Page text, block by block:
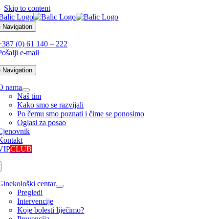
Skip to content
Navigation
(0) 61 140 – 222
e-mail
Navigation
nama
Naš tim
Kako smo se razvijali
Po čemu smo poznati i čime se ponosimo
Oglasi za posao
CLUB
centar
Pregledi
Intervencije
Koje bolesti liječimo?